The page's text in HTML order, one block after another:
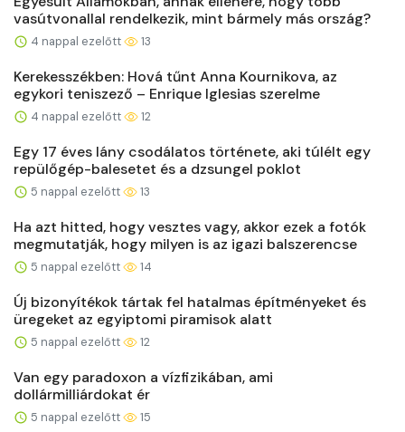
vasútvonallal rendelkezik, mint bármely más ország?
4 nappal ezelőtt 13
Kerekesszékben: Hová tűnt Anna Kournikova, az
egykori teniszező – Enrique Iglesias szerelme
4 nappal ezelőtt 12
Egy 17 éves lány csodálatos története, aki túlélt egy
repülőgép-balesetet és a dzsungel poklot
5 nappal ezelőtt 13
Ha azt hitted, hogy vesztes vagy, akkor ezek a fotók
megmutatják, hogy milyen is az igazi balszerencse
5 nappal ezelőtt 14
Új bizonyítékok tártak fel hatalmas építményeket és
üregeket az egyiptomi piramisok alatt
5 nappal ezelőtt 12
Van egy paradoxon a vízfizikában, ami
dollármilliárdokat ér
5 nappal ezelőtt 15